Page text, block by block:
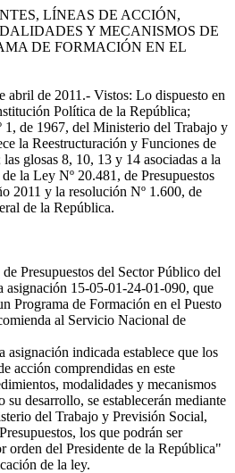
LÍNEAS DE ACCIÓN,
Y MECANISMOS DE
DE FORMACIÓN EN EL
de 2011.- Vistos: Lo dispuesto en
Política de la República;
1, de 1967, del Ministerio del Trabajo y
la Reestructuración y Funciones de
glosas 8, 10, 13 y 14 asociadas a la
la Ley Nº 20.481, de Presupuestos
2011 y la resolución Nº 1.600, de
de la República.
de Presupuestos del Sector Público del
asignación 15-05-01-24-01-090, que
Programa de Formación en el Puesto
al Servicio Nacional de
indicada establece que los
acción comprendidas en este
modalidades y mecanismos
su desarrollo, se establecerán mediante
del Trabajo y Previsión Social,
los que podrán ser
orden del Presidente de la República"
de la ley.